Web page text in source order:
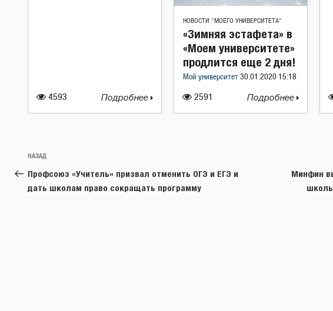
4593 Подробнее
НОВОСТИ "МОЕГО УНИВЕРСИТЕТА"
2591
«Зимняя эстафета» в
«Моем университете»
продлится еще 2 дня!
Мой университет 30.01.2020 15:18
Подробнее
Навигация
по
записям
Предыдущая
запись:
НАЗАД
Профсоюз «Учитель» призвал отменить ОГЭ и ЕГЭ и
дать школам право сокращать программу
Минфин